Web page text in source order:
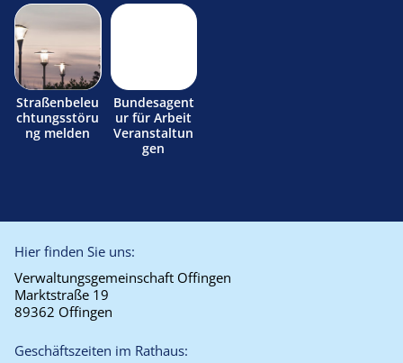
Straßenbeleu
chtungsstöru
ng melden
Bundesagent
ur für Arbeit
Veranstaltun
gen
Hier finden Sie uns:
Verwaltungsgemeinschaft Offingen
Marktstraße 19
89362 Offingen
Geschäftszeiten im Rathaus: